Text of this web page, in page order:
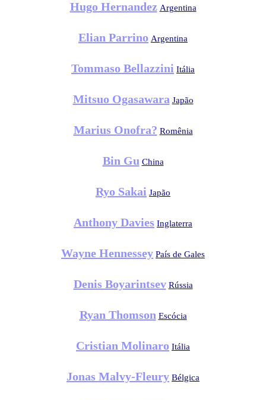
Hugo Hernandez Argentina
Elian Parrino Argentina
Tommaso Bellazzini Itália
Mitsuo Ogasawara Japão
Marius Onofra? Romênia
Bin Gu China
Ryo Sakai Japão
Anthony Davies Inglaterra
Wayne Hennessey País de Gales
Denis Boyarintsev Rússia
Ryan Thomson Escócia
Cristian Molinaro Itália
Jonas Malvy-Fleury Bélgica